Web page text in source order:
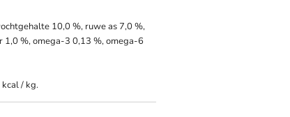
10,0 %, ruwe as 7,0 %,
1,0 %, omega-3 0,13 %, omega-6
/ kg.